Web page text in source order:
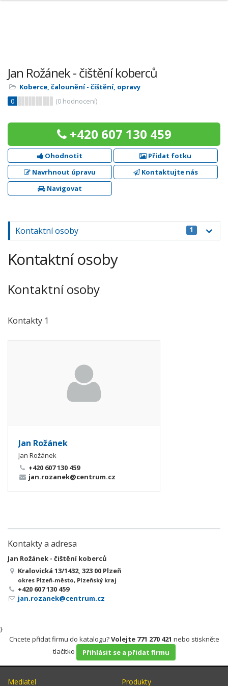
Jan Rožánek - čištění koberců
Koberce, čalounění - čištění, opravy
0
(0 hodnocení)
+420 607 130 459
Ohodnotit
Přidat fotku
Navrhnout úpravu
Kontaktujte nás
Navigovat
Kontaktní osoby 1
Kontaktní osoby
Kontaktní osoby
Kontakty 1
Jan Rožánek
Jan Rožánek
+420 607 130 459
jan.rozanek@centrum.cz
Kontakty a adresa
Jan Rožánek - čištění koberců
Kralovická 13/1432, 323 00 Plzeň
okres Plzeň-město, Plzeňský kraj
+420 607 130 459
jan.rozanek@centrum.cz
}
Chcete přidat firmu do katalogu?Volejte 771 270 421 nebo stiskněte
tlačítko
Přihlásit se a přidat firmu
Mediatel Produkty